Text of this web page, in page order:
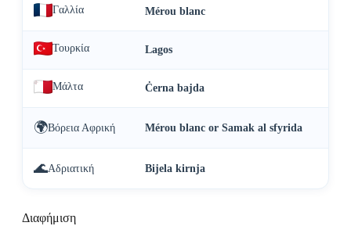
Γαλλία Mérou blanc
Τουρκία Lagos
Μάλτα Ċerna bajda
🌍Βόρεια Αφρική Mérou blanc or Samak al sfyrida
🌊Αδριατική Bijela kirnja
Διαφήμιση